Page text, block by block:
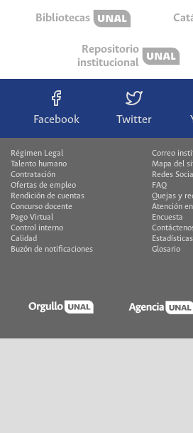
Bibliotecas
Repositorio
institucional
Facebook Twitter
Régimen Legal
Talento humano
Contratación
Ofertas de empleo
Rendición de cuentas
Concurso docente
Pago Virtual
Control interno
Calidad
Buzón de notificaciones
Correo
Mapa del
Redes
FAQ
Quejas y
Atención
Encuesta
Estadísticas
Glosario